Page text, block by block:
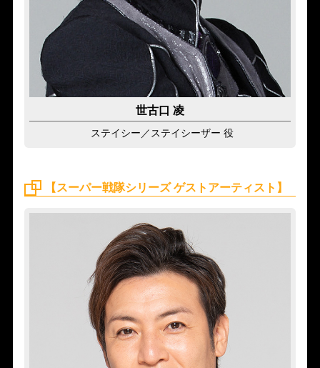
世古口 凌
ステイシー ／ステイシーザー 役
【スーパー戦隊シリーズ ゲストアーティスト】